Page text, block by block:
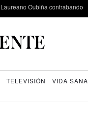
Laureano Oubiña contrabando
TELEVISIÓN VIDA SANA